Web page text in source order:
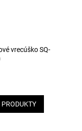
vrecúško SQ-